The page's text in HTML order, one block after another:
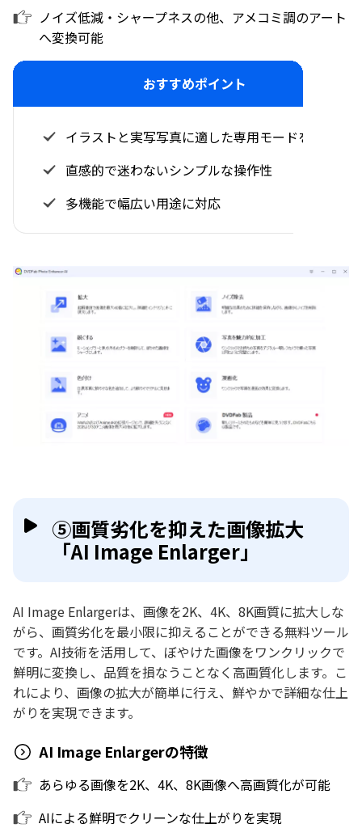
ノイズ低減・シャープネスの他、アメコミ調のアート
へ変換可能
おすすめポイント
イラストと実写写真に適した専用モードを搭載
直感的で迷わないシンプルな操作性
多機能で幅広い用途に対応
⑤画質劣化を抑えた画像拡大
「AI Image Enlarger」
AI Image Enlargerは、画像を2K、4K、8K画質に拡大しな
がら、画質劣化を最小限に抑えることができる無料ツール
です。AI技術を活用して、ぼやけた画像をワンクリックで
鮮明に変換し、品質を損なうことなく高画質化します。こ
れにより、画像の拡大が簡単に行え、鮮やかで詳細な仕上
がりを実現できます。
AI Image Enlargerの特徴
あらゆる画像を2K、4K、8K画像へ高画質化が可能
AIによる鮮明でクリーンな仕上がりを実現